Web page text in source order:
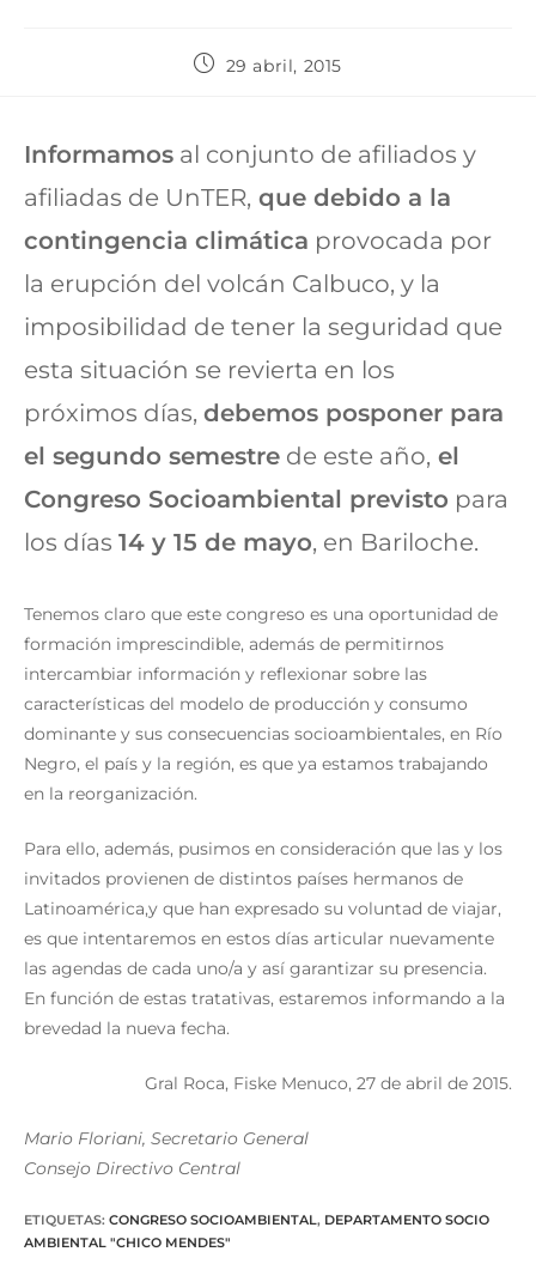
29 abril, 2015
Informamos al conjunto de afiliados y
afiliadas de UnTER, que debido a la
contingencia climática provocada por
la erupción del volcán Calbuco, y la
imposibilidad de tener la seguridad que
esta situación se revierta en los
próximos días, debemos posponer para
el segundo semestre de este año, el
Congreso Socioambiental previsto para
los días 14 y 15 de mayo, en Bariloche.
Tenemos claro que este congreso es una oportunidad de
formación imprescindible, además de permitirnos
intercambiar información y reflexionar sobre las
características del modelo de producción y consumo
dominante y sus consecuencias socioambientales, en Río
Negro, el país y la región, es que ya estamos trabajando
en la reorganización.
Para ello, además, pusimos en consideración que las y los
invitados provienen de distintos países hermanos de
Latinoamérica,y que han expresado su voluntad de viajar,
es que intentaremos en estos días articular nuevamente
las agendas de cada uno/a y así garantizar su presencia.
En función de estas tratativas, estaremos informando a la
brevedad la nueva fecha.
Gral Roca, Fiske Menuco, 27 de abril de 2015.
Mario Floriani, Secretario General
Consejo Directivo Central
ETIQUETAS: CONGRESO SOCIOAMBIENTAL, DEPARTAMENTO SOCIO
AMBIENTAL "CHICO MENDES"